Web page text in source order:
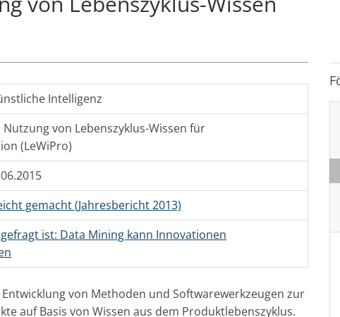
Intelligenz
von Lebenszyklus-Wissen für
(LeWiPro)
gemacht (Jahresbericht 2013)
ist: Data Mining kann Innovationen
von Methoden und Softwarewerkzeugen zur
auf Basis von Wissen aus dem Produktlebenszyklus.